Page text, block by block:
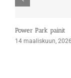
Power Park painit
14 maaliskuun, 2026